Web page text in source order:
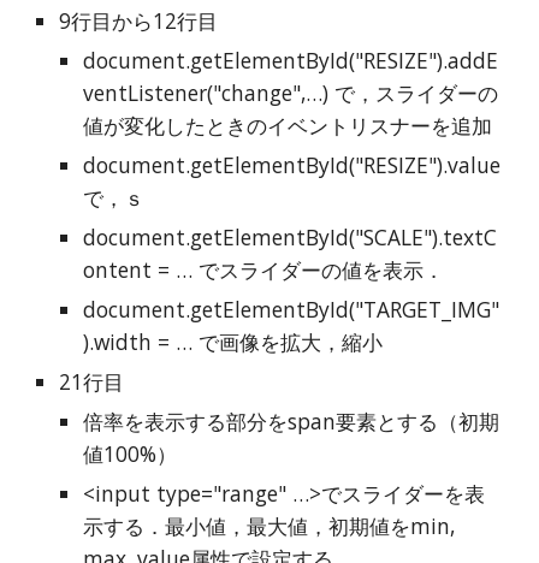
9行目から12行目
document.getElementById("RESIZE").addE
ventListener("change",…) で，スライダーの
値が変化したときのイベントリスナーを追加
document.getElementById("RESIZE").value
で，ｓ
document.getElementById("SCALE").textC
ontent = … でスライダーの値を表示．
document.getElementById("TARGET_IMG"
).width = … で画像を拡大，縮小
21行目
倍率を表示する部分をspan要素とする（初期
値100%）
<input type="range" …>でスライダーを表
示する．最小値，最大値，初期値をmin,